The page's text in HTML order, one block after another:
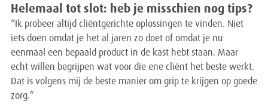
Helemaal tot slot: heb je misschien nog tips?
“Ik probeer altijd cliëntgerichte oplossingen te vinden. Niet
iets doen omdat je het al jaren zo doet of omdat je nu
eenmaal een bepaald product in de kast hebt staan. Maar
echt willen begrijpen wat voor die ene cliënt het beste werkt.
Dat is volgens mij de beste manier om grip te krijgen op goede
zorg.”